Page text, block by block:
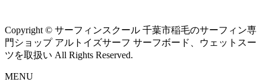
Copyright © サーフィンスクール 千葉市稲毛のサーフィン専
門ショップ アルトイズサーフ サーフボード、ウェットスー
ツを取扱い All Rights Reserved.
MENU